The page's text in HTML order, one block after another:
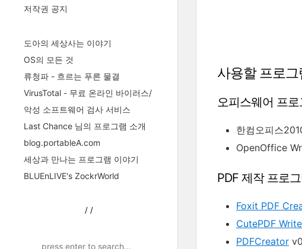
저작권 공지
도아의 세상사는 이야기
OS의 모든 것
류청파 - 흐르는 푸른 물결
VirusTotal - 무료 온라인 바이러스/
악성 소프트웨어 검사 서비스
Last Chance 님의 프로그램 소개
blog.portableA.com
세상과 만나는 프로그램 이야기
BLUEnLIVE's ZockrWorld
/ /
사용할 프로그
오피스웨어 프로
한컴오피스
OpenOffice
PDF 제작 프로
Foxit PDF
CutePDF
PDFCreator